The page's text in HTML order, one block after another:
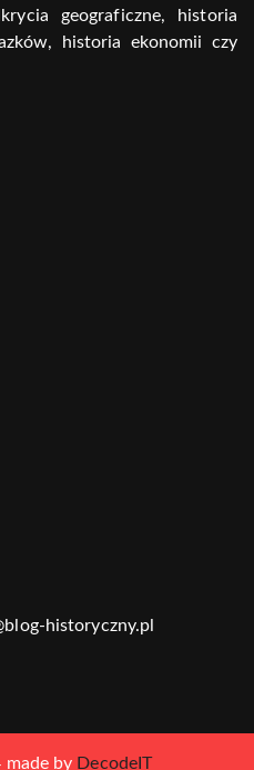
geograficzne, historia
historia ekonomii czy
historyczny.pl
by DecodeIT